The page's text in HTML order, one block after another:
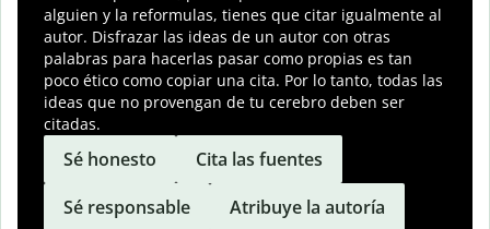
alguien y la reformulas, tienes que citar igualmente al
autor. Disfrazar las ideas de un autor con otras
palabras para hacerlas pasar como propias es tan
poco ético como copiar una cita. Por lo tanto, todas las
ideas que no provengan de tu cerebro deben ser
citadas.
Sé honesto
Cita las fuentes
Sé responsable
Atribuye la autoría